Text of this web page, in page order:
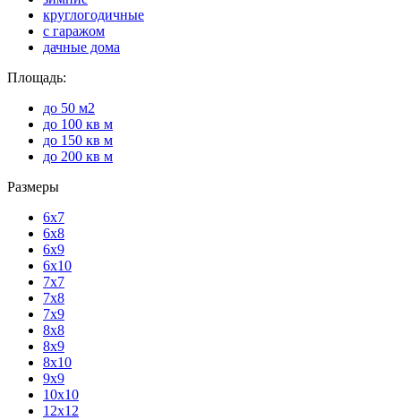
круглогодичные
с гаражом
дачные дома
Площадь:
до 50 м2
до 100 кв м
до 150 кв м
до 200 кв м
Размеры
6х7
6х8
6х9
6х10
7х7
7х8
7х9
8х8
8х9
8х10
9х9
10х10
12х12